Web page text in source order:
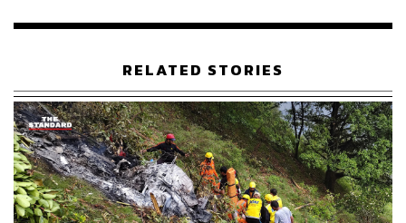
edition.cnn.com/2019/06/10/us/helicopter-building-n
edition.cnn.com/us/live-news/manhattan-helicopter-c
rash-june-2019/index.html
www.theguardian.com/us-news/2019/jun/10/helicopt
er-crash-new-york-manhattan-building-midtown-lates
t-news-updates
www.accuweather.com/en/weather-news/1-dead-afte
r-helicopter-crashes-on-high-rise-building-in-new-yor
RELATED STORIES